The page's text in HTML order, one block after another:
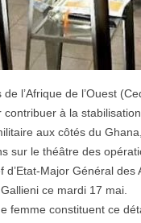
l’Afrique de l’Ouest
à la
aux côtés du
sur le théâtre des
Major Général des
ce mardi 17 mai.
femme constituent ce